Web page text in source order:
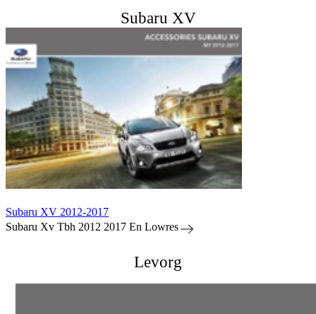
Subaru XV
Subaru XV 2012-2017
Subaru Xv Tbh 2012 2017 En Lowres
Levorg